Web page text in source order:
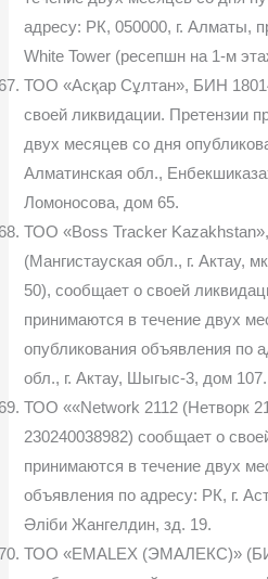
адресу: РК, 050000, г. Алматы,
White Tower (ресепшн на 1-м
ТОО «Асқар Сұлтан», БИН
своей ликвидации. Претензии
двух месяцев со дня
Алматинская обл.,
Ломоносова, дом 65.
ТОО «Boss Tracker
(Мангистауская обл., г. Актау,
50), сообщает о своей
принимаются в течение двух
опубликования объявления по
обл., г. Актау, Шыгыс-3, дом
ТОО ««Network 2112 (Нетворк
230240038982) сообщает о
принимаются в течение двух
объявления по адресу: РК, г.
Әліби Жангелдин, зд. 19.
ТОО «EMALEX (ЭМАЛЕКС)»